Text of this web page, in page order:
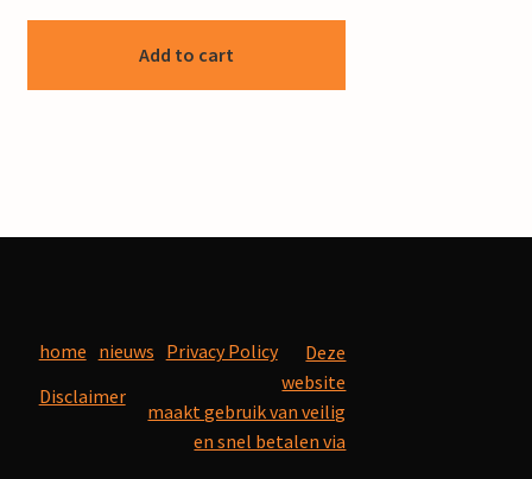
Add to cart
home nieuws Privacy Policy
Disclaimer
Deze
website
maakt gebruik van veilig
en snel betalen via